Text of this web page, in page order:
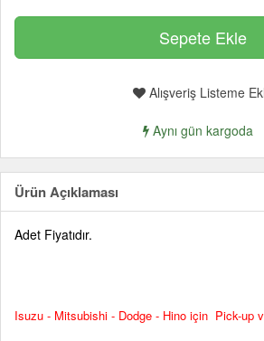
Alışveriş Listeme
Aynı gün kargoda
Ürün Açıklaması
Adet Fiyatıdır.
Isuzu - Mitsubishi - Dodge - Hino için Pick-up